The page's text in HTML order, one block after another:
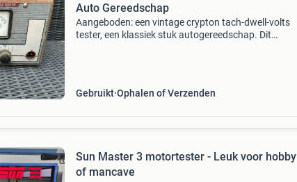
Auto Gereedschap
Aangeboden: een vintage crypton tach-dwell-volts
tester, een klassiek stuk autogereedschap. Dit
Gebruikt Ophalen of Verzenden
Sun Master 3 motortester - Leuk voor hobby
of mancave